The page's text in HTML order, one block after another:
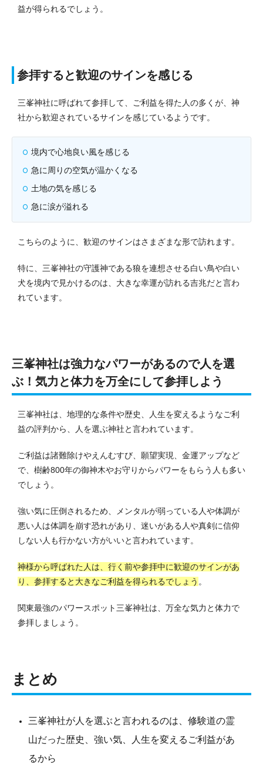
益が得られるでしょう。
参拝すると歓迎のサインを感じる
三峯神社に呼ばれて参拝して、ご利益を得た人の多くが、神
社から歓迎されているサインを感じているようです。
境内で心地良い風を感じる
急に周りの空気が温かくなる
土地の気を感じる
急に涙が溢れる
こちらのように、歓迎のサインはさまざまな形で訪れます。
特に、三峯神社の守護神である狼を連想させる白い鳥や白い
犬を境内で見かけるのは、大きな幸運が訪れる吉兆だと言わ
れています。
三峯神社は強力なパワーがあるので人を選
ぶ！気力と体力を万全にして参拝しよう
三峯神社は、地理的な条件や歴史、人生を変えるようなご利
益の評判から、人を選ぶ神社と言われています。
ご利益は諸難除けやえんむすび、願望実現、金運アップなど
で、樹齢800年の御神木やお守りからパワーをもらう人も多い
でしょう。
強い気に圧倒されるため、メンタルが弱っている人や体調が
悪い人は体調を崩す恐れがあり、迷いがある人や真剣に信仰
しない人も行かない方がいいと言われています。
神様から呼ばれた人は、行く前や参拝中に歓迎のサインがあ
り、参拝すると大きなご利益を得られるでしょう 。
関東最強のパワースポット三峯神社は、万全な気力と体力で
参拝しましょう。
まとめ
三峯神社が人を選ぶと言われるのは、修験道の霊
山だった歴史、強い気、人生を変えるご利益があ
るから